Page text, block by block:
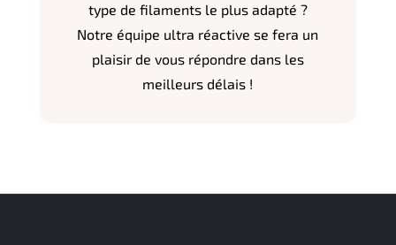
type de filaments le plus adapté ?
Notre équipe ultra réactive se fera un
plaisir de vous répondre dans les
meilleurs délais !